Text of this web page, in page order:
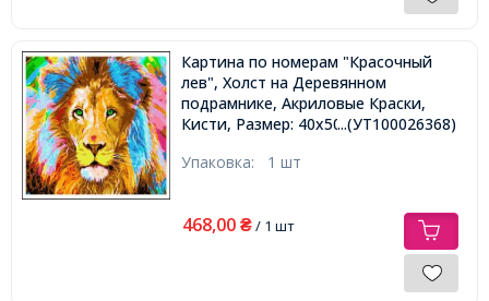
Картина по номерам "Красочный
лев", Холст на Деревянном
подрамнике, Акриловые Краски,
Кисти, Размер: 40х50см,...(УТ100026368)
Упаковка: 1 шт
468,00 ₴/ 1 шт